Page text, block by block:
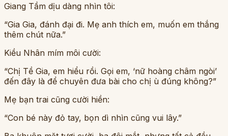
Giang Tầm dịu dàng nhìn tôi:
“Gia Gia, đánh đại đi. Mẹ anh thích em, muốn em thắng
thêm chút nữa.”
Kiều Nhân mím môi cười:
“Chị Tề Gia, em hiểu rồi. Gọi em, ‘nữ hoàng châm ngòi’
đến đây là để chuyên đưa bài cho chị ù đúng không?”
Mẹ bạn trai cũng cười hiền:
“Con bé này đỏ tay, bọn dì nhìn cũng vui lây.”